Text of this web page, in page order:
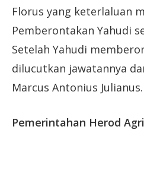
Florus yang keterlaluan
Pemberontakan Yahudi
Setelah Yahudi
dilucutkan jawatannya
Marcus Antonius Julianus.
Pemerintahan Herod